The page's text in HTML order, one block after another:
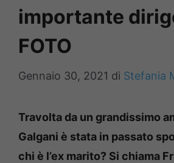
importante
FOTO
Gennaio 30, 2021 di Stefania
Travolta da un grandissimo
Galgani è stata in passato
chi è l’ex marito? Si chiama